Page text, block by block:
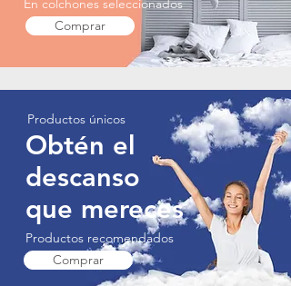
Comprar
Productos únicos
Obtén el
descanso
que mereces
Productos recomendados
Comprar